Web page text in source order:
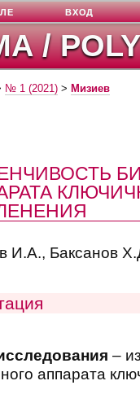
/
ВХОД
№ 1 (2021) > Мизиев
И.А., Баксанов
–
аппарата